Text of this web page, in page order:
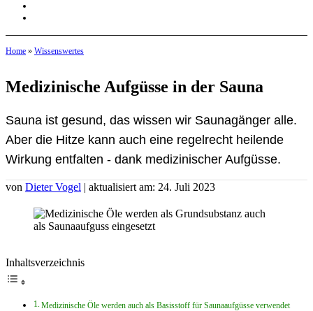
Home » Wissenswertes
Medizinische Aufgüsse in der Sauna
Sauna ist gesund, das wissen wir Saunagänger alle.
Aber die Hitze kann auch eine regelrecht heilende
Wirkung entfalten - dank medizinischer Aufgüsse.
von Dieter Vogel | aktualisiert am: 24. Juli 2023
Inhaltsverzeichnis
Medizinische Öle werden auch als Basisstoff für Saunaaufgüsse verwendet